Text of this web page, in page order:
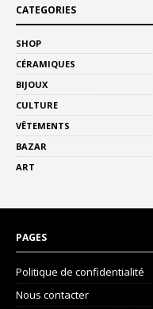
CATEGORIES
SHOP
CÉRAMIQUES
BIJOUX
CULTURE
VÊTEMENTS
BAZAR
ART
PAGES
Politique de confidentialité
Nous contacter